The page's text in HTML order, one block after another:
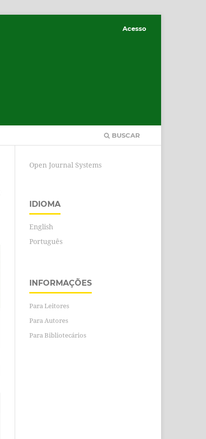
BUSCAR
Acesso
Open Journal Systems
IDIOMA
English
Português
INFORMAÇÕES
Para Leitores
Para Autores
Para Bibliotecários